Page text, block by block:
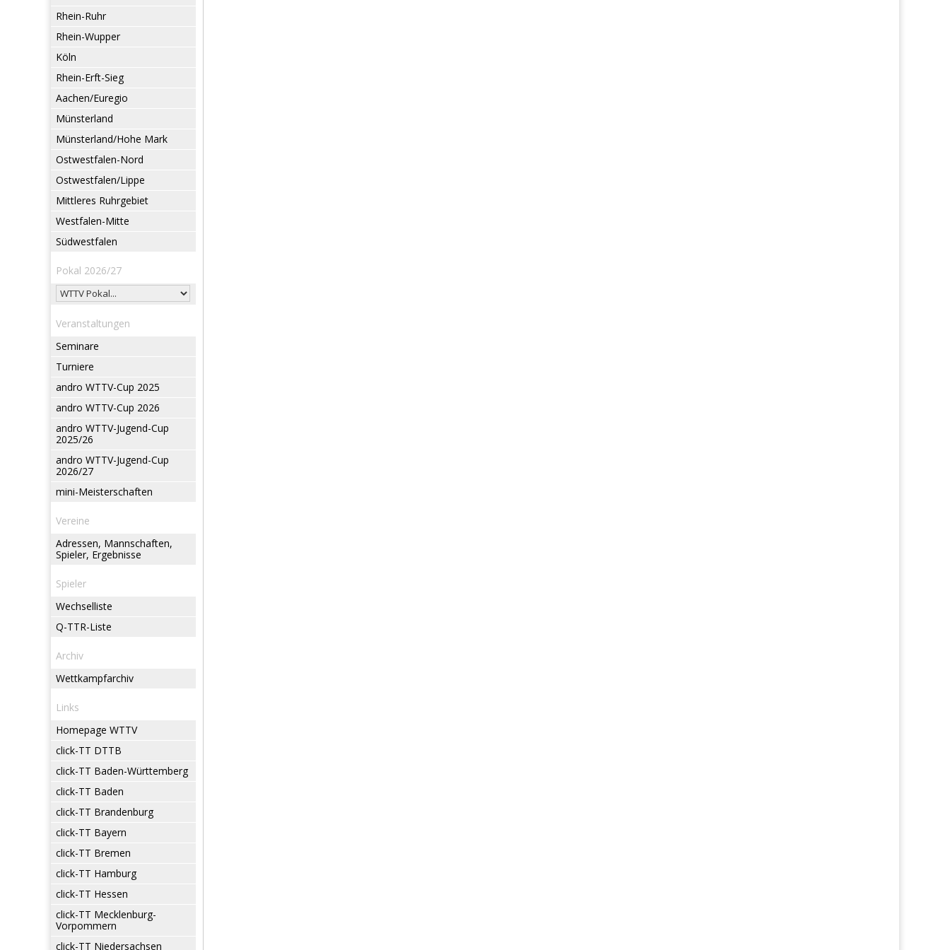
Rhein-Ruhr
Rhein-Wupper
Köln
Rhein-Erft-Sieg
Aachen/Euregio
Münsterland
Münsterland/Hohe Mark
Ostwestfalen-Nord
Ostwestfalen/Lippe
Mittleres Ruhrgebiet
Westfalen-Mitte
Südwestfalen
Pokal 2026/27
Veranstaltungen
Seminare
Turniere
andro WTTV-Cup 2025
andro WTTV-Cup 2026
andro WTTV-Jugend-Cup
2025/26
andro WTTV-Jugend-Cup
2026/27
mini-Meisterschaften
Vereine
Adressen, Mannschaften,
Spieler, Ergebnisse
Spieler
Wechselliste
Q-TTR-Liste
Archiv
Wettkampfarchiv
Links
Homepage WTTV
click-TT DTTB
click-TT Baden-Württemberg
click-TT Baden
click-TT Brandenburg
click-TT Bayern
click-TT Bremen
click-TT Hamburg
click-TT Hessen
click-TT Mecklenburg-
Vorpommern
click-TT Niedersachsen